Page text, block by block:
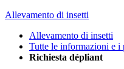
Allevamento di insetti
Allevamento di insetti
Tutte le informazioni e i
Richiesta dépliant